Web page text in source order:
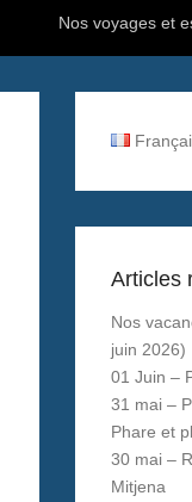
Nos voyages et
Articles
Nos
juin 2026)
01 Juin –
31 mai –
Phare et
30 mai –
Mitjena